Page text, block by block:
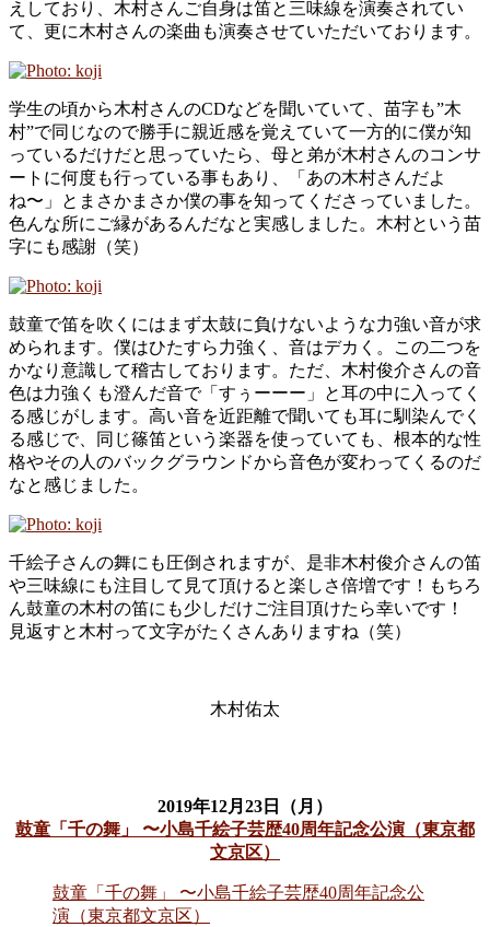
えしており、木村さんご自身は笛と三味線を演奏されてい
て、更に木村さんの楽曲も演奏させていただいております。
学生の頃から木村さんのCDなどを聞いていて、苗字も”木
村”で同じなので勝手に親近感を覚えていて一方的に僕が知
っているだけだと思っていたら、母と弟が木村さんのコンサ
ートに何度も行っている事もあり、「あの木村さんだよ
ね〜」とまさかまさか僕の事を知ってくださっていました。
色んな所にご縁があるんだなと実感しました。木村という苗
字にも感謝（笑）
鼓童で笛を吹くにはまず太鼓に負けないような力強い音が求
められます。僕はひたすら力強く、音はデカく。この二つを
かなり意識して稽古しております。ただ、木村俊介さんの音
色は力強くも澄んだ音で「すぅーーー」と耳の中に入ってく
る感じがします。高い音を近距離で聞いても耳に馴染んでく
る感じで、同じ篠笛という楽器を使っていても、根本的な性
格やその人のバックグラウンドから音色が変わってくるのだ
なと感じました。
千絵子さんの舞にも圧倒されますが、是非木村俊介さんの笛
や三味線にも注目して見て頂けると楽しさ倍増です！もちろ
ん鼓童の木村の笛にも少しだけご注目頂けたら幸いです！
見返すと木村って文字がたくさんありますね（笑）
木村佑太
2019年12月23日（月）
鼓童「千の舞」 〜小島千絵子芸歴40周年記念公演（東京都
文京区）
鼓童「千の舞」 〜小島千絵子芸歴40周年記念公
演（東京都文京区）